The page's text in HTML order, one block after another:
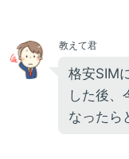
教えて君
格安SIM
した後、
なったら